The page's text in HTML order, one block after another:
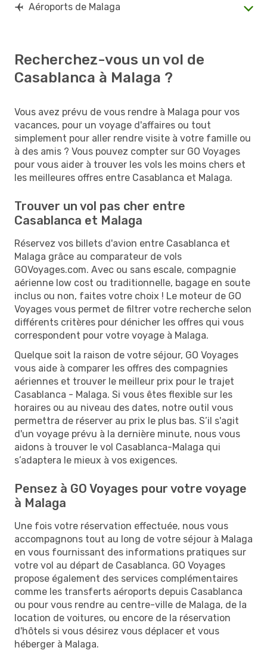
Aéroports de Malaga
Recherchez-vous un vol de
Casablanca à Malaga ?
Vous avez prévu de vous rendre à Malaga pour vos
vacances, pour un voyage d'affaires ou tout
simplement pour aller rendre visite à votre famille ou
à des amis ? Vous pouvez compter sur GO Voyages
pour vous aider à trouver les vols les moins chers et
les meilleures offres entre Casablanca et Malaga.
Trouver un vol pas cher entre
Casablanca et Malaga
Réservez vos billets d'avion entre Casablanca et
Malaga grâce au comparateur de vols
GOVoyages.com. Avec ou sans escale, compagnie
aérienne low cost ou traditionnelle, bagage en soute
inclus ou non, faites votre choix ! Le moteur de GO
Voyages vous permet de filtrer votre recherche selon
différents critères pour dénicher les offres qui vous
correspondent pour votre voyage à Malaga.
Quelque soit la raison de votre séjour, GO Voyages
vous aide à comparer les offres des compagnies
aériennes et trouver le meilleur prix pour le trajet
Casablanca - Malaga. Si vous êtes flexible sur les
horaires ou au niveau des dates, notre outil vous
permettra de réserver au prix le plus bas. S’il s'agit
d'un voyage prévu à la dernière minute, nous vous
aidons à trouver le vol Casablanca-Malaga qui
s’adaptera le mieux à vos exigences.
Pensez à GO Voyages pour votre voyage
à Malaga
Une fois votre réservation effectuée, nous vous
accompagnons tout au long de votre séjour à Malaga
en vous fournissant des informations pratiques sur
votre vol au départ de Casablanca. GO Voyages
propose également des services complémentaires
comme les transferts aéroports depuis Casablanca
ou pour vous rendre au centre-ville de Malaga, de la
location de voitures, ou encore de la réservation
d'hôtels si vous désirez vous déplacer et vous
héberger à Malaga.